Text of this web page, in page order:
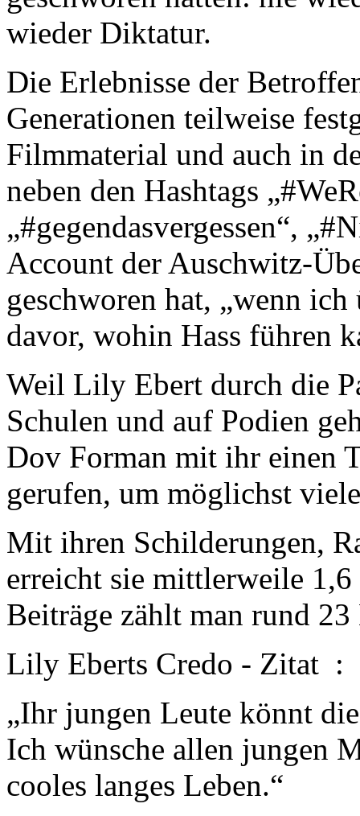
wieder Diktatur.
Die Erlebnisse der
Generationen teilweise
Filmmaterial und auch in
neben den Hashtags
„#gegendasvergessen“,
Account der Auschwitz-
geschworen hat, „wenn
davor, wohin Hass führen
Weil Lily Ebert durch die
Schulen und auf Podien
Dov Forman mit ihr einen
gerufen, um möglichst
Mit ihren Schilderungen,
erreicht sie mittlerweile
Beiträge zählt man rund
Lily Eberts Credo - Zitat :
„Ihr jungen Leute könnt
Ich wünsche allen jungen
cooles langes Leben.“